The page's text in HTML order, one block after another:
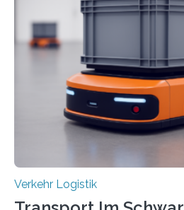
durch. Wie diese angenommen
bewirken, haben
of Applied Sciences (Frankfurt
ziehen insgesamt eine positive
Vertreter*innen der Stadt
Mai 2025…
Verkehr Logistik